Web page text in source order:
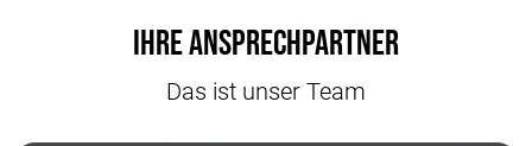
Ihre Ansprechpartner
Das ist unser Team